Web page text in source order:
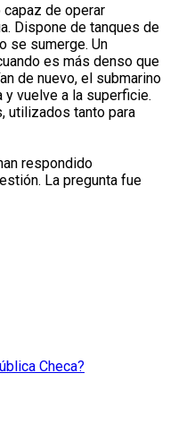
capaz de operar
Dispone de tanques de
se sumerge. Un
es más denso que
de nuevo, el submarino
vuelve a la superficie.
utilizados tanto para
respondido
La pregunta fue
Checa?